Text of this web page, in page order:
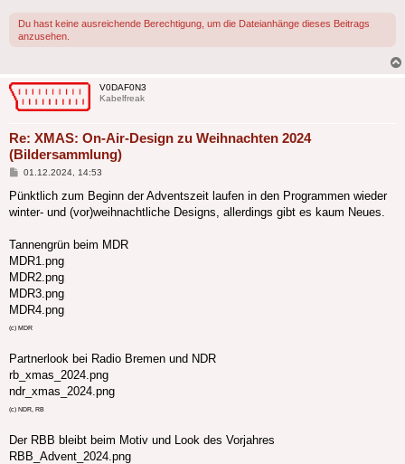
Du hast keine ausreichende Berechtigung, um die Dateianhänge dieses Beitrags
anzusehen.
V0DAF0N3
Kabelfreak
Re: XMAS: On-Air-Design zu Weihnachten 2024
(Bildersammlung)
Beitrag
01.12.2024, 14:53
Pünktlich zum Beginn der Adventszeit laufen in den Programmen wieder
winter- und (vor)weihnachtliche Designs, allerdings gibt es kaum Neues.
Tannengrün beim MDR
MDR1.png
MDR2.png
MDR3.png
MDR4.png
(c) MDR
Partnerlook bei Radio Bremen und NDR
rb_xmas_2024.png
ndr_xmas_2024.png
(c) NDR, RB
Der RBB bleibt beim Motiv und Look des Vorjahres
RBB_Advent_2024.png